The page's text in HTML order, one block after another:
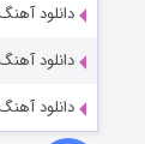
دانلود
دانلود
دانلود